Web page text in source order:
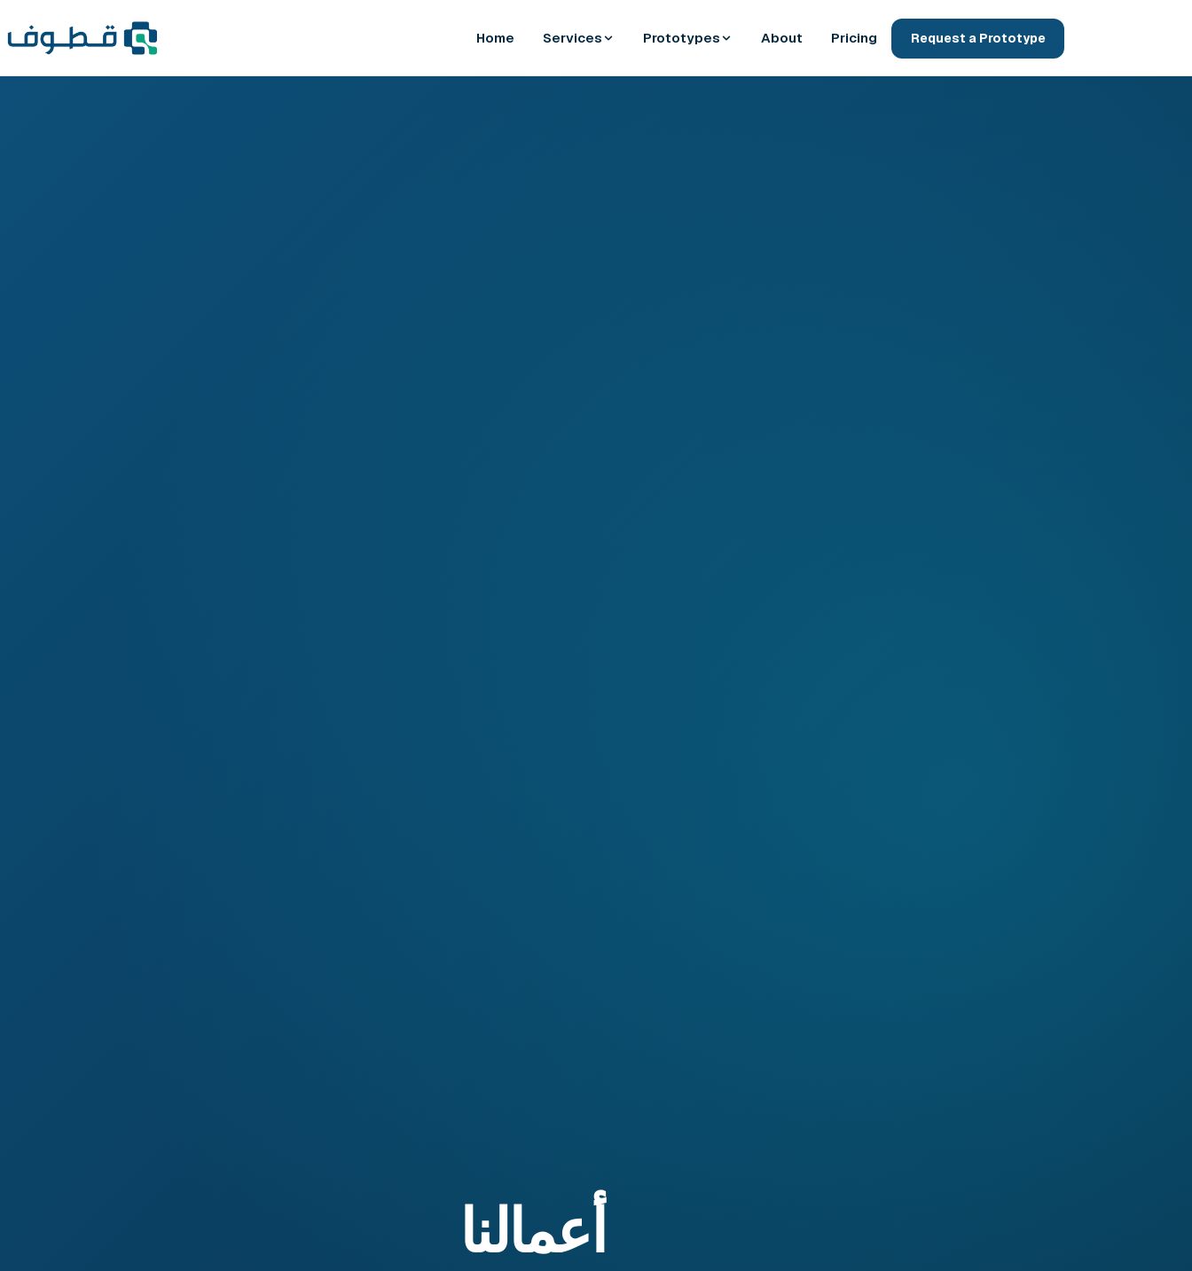
Home Services Prototypes About Pricing Request a Prototype
أعمالنا